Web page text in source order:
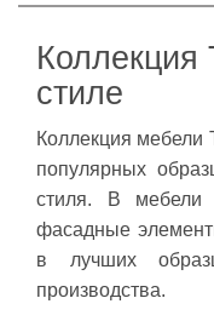
стиле
Коллекция мебели
популярных
стиля. В мебели
фасадные
в лучших
производства.